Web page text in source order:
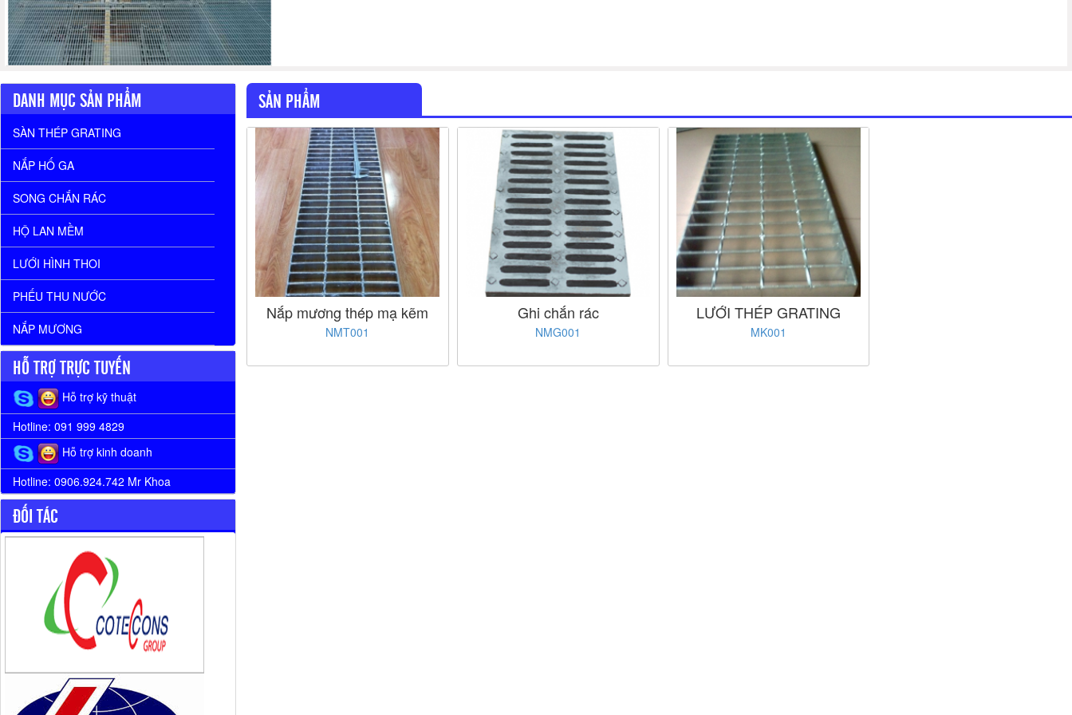
SẢN PHẨM
Nắp mương thép mạ kẽm
NMT001
Ghi chắn rác
NMG001
LƯỚI THÉP GRATING
MK001
DANH MỤC SẢN PHẨM
SÀN THÉP GRATING
NẮP HỐ GA
SONG CHẮN RÁC
HỘ LAN MỀM
LƯỚI HÌNH THOI
PHẾU THU NƯỚC
NẮP MƯƠNG
HỖ TRỢ TRỰC TUYẾN
Hỗ trợ kỹ thuật
Hotline: 091 999 4829
Hỗ trợ kinh doanh
Hotline: 0906.924.742 Mr Khoa
ĐỐI TÁC